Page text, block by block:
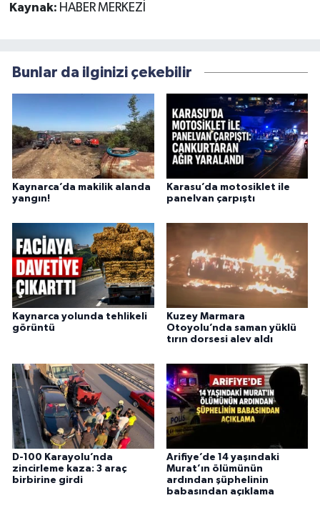
Kaynak: HABER MERKEZİ
Bunlar da ilginizi çekebilir
Kaynarca’da makilik alanda
yangın!
Karasu’da motosiklet ile
panelvan çarpıştı
Kaynarca yolunda tehlikeli
görüntü
Kuzey Marmara
Otoyolu’nda saman yüklü
tırın dorsesi alev aldı
D-100 Karayolu’nda
zincirleme kaza: 3 araç
birbirine girdi
Arifiye’de 14 yaşındaki
Murat’ın ölümünün
ardından şüphelinin
babasından açıklama